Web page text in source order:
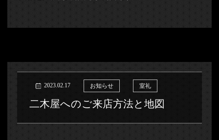
2023.02.17 お知らせ 室礼
二木屋へのご来店方法と地図